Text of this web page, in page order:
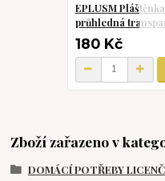
EPLUSM
průhledná
180 Kč
Zboží zařazeno v
DOMÁCÍ POTŘEBY